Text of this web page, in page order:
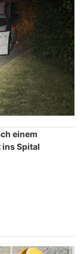
einem
Spital